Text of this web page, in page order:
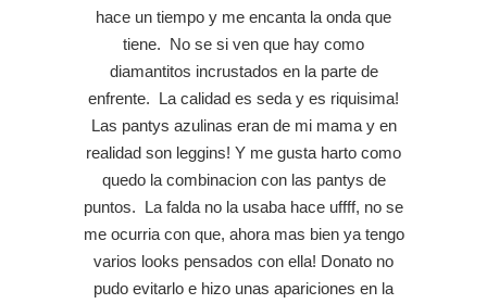
hace un tiempo y me encanta la onda que
tiene. No se si ven que hay como
diamantitos incrustados en la parte de
enfrente. La calidad es seda y es riquisima!
Las pantys azulinas eran de mi mama y en
realidad son leggins! Y me gusta harto como
quedo la combinacion con las pantys de
puntos. La falda no la usaba hace uffff, no se
me ocurria con que, ahora mas bien ya tengo
varios looks pensados con ella! Donato no
pudo evitarlo e hizo unas apariciones en la